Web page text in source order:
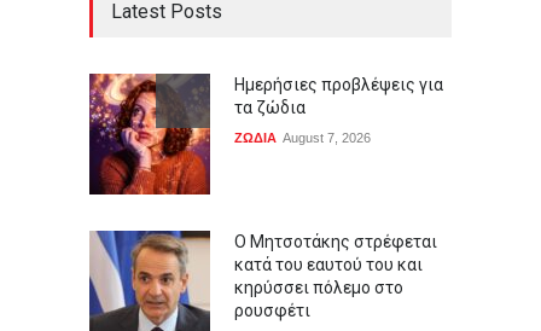
Latest Posts
Ημερήσιες προβλέψεις για
τα ζώδια
ΖΩΔΙΑ August 7, 2026
Ο Μητσοτάκης στρέφεται
κατά του εαυτού του και
κηρύσσει πόλεμο στο
ρουσφέτι